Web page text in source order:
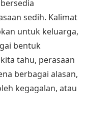
sedih. Kalimat
untuk keluarga,
bentuk
tahu, perasaan
berbagai alasan,
kegagalan, atau